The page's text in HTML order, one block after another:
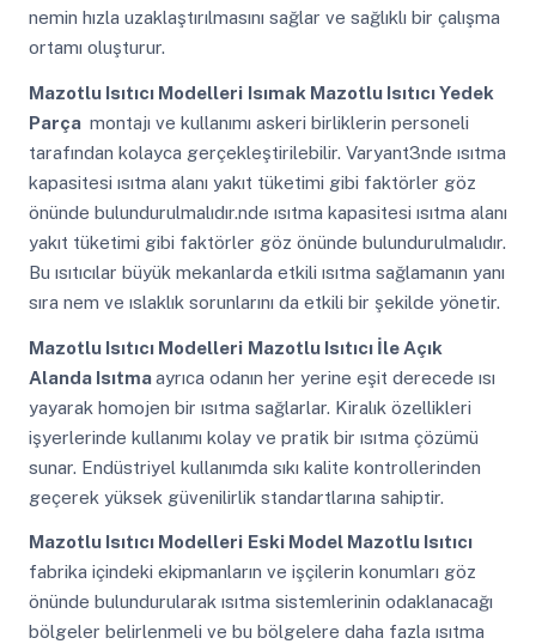
nemin hızla uzaklaştırılmasını sağlar ve sağlıklı bir çalışma
ortamı oluşturur.
Mazotlu Isıtıcı Modelleri Isımak Mazotlu Isıtıcı Yedek
Parça montajı ve kullanımı askeri birliklerin personeli
tarafından kolayca gerçekleştirilebilir. Varyant3nde ısıtma
kapasitesi ısıtma alanı yakıt tüketimi gibi faktörler göz
önünde bulundurulmalıdır.nde ısıtma kapasitesi ısıtma alanı
yakıt tüketimi gibi faktörler göz önünde bulundurulmalıdır.
Bu ısıtıcılar büyük mekanlarda etkili ısıtma sağlamanın yanı
sıra nem ve ıslaklık sorunlarını da etkili bir şekilde yönetir.
Mazotlu Isıtıcı Modelleri Mazotlu Isıtıcı İle Açık
Alanda Isıtmaayrıca odanın her yerine eşit derecede ısı
yayarak homojen bir ısıtma sağlarlar. Kiralık özellikleri
işyerlerinde kullanımı kolay ve pratik bir ısıtma çözümü
sunar. Endüstriyel kullanımda sıkı kalite kontrollerinden
geçerek yüksek güvenilirlik standartlarına sahiptir.
Mazotlu Isıtıcı Modelleri Eski Model Mazotlu Isıtıcı
fabrika içindeki ekipmanların ve işçilerin konumları göz
önünde bulundurularak ısıtma sistemlerinin odaklanacağı
bölgeler belirlenmeli ve bu bölgelere daha fazla ısıtma